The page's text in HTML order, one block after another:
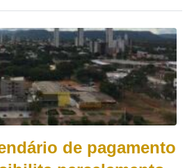
de pagamento